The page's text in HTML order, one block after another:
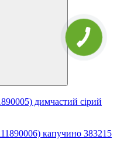
димчастий сірий